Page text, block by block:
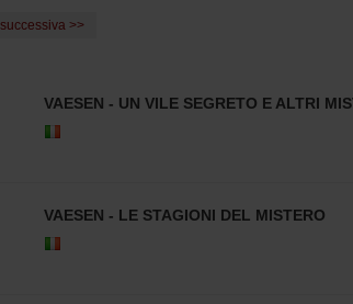
successiva >>
VAESEN - UN VILE SEGRETO E ALTRI
VAESEN - LE STAGIONI DEL MISTERO